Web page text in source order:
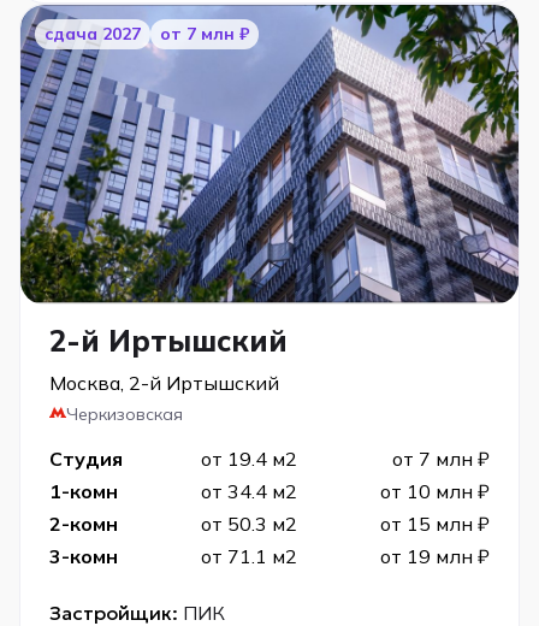
cдача 2027 от 7 млн ₽
2-й Иртышский
Москва, 2-й Иртышский
Черкизовская
Студия от 19.4 м2
от 7 млн ₽
1-комн
от 34.4 м2
от 10 млн ₽
2-комн
от 50.3 м2
от 15 млн ₽
3-комн
от 71.1 м2 от 19 млн ₽
Застройщик: ПИК